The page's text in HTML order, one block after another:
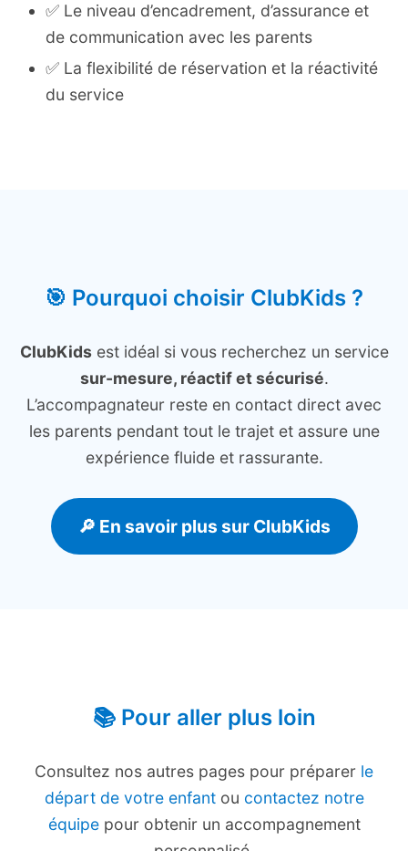
✅ Le niveau d’encadrement, d’assurance et
de communication avec les parents
✅ La flexibilité de réservation et la réactivité
du service
🎯 Pourquoi choisir ClubKids ?
ClubKidsest idéal si vous recherchez un service
sur-mesure, réactif et sécurisé.
L’accompagnateur reste en contact direct avec
les parents pendant tout le trajet et assure une
expérience fluide et rassurante.
🔎 En savoir plus sur ClubKids
📚 Pour aller plus loin
Consultez nos autres pages pour préparer le
départ de votre enfantou contactez notre
équipepour obtenir un accompagnement